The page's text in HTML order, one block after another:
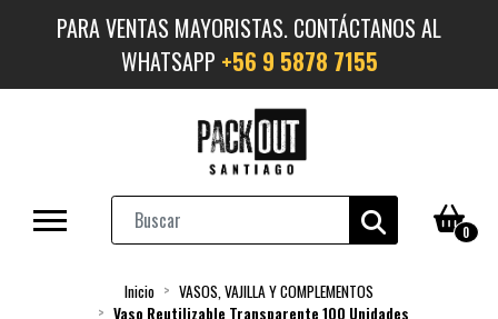
PARA VENTAS MAYORISTAS. CONTÁCTANOS AL
WHATSAPP +56 9 5878 7155
0
Inicio
VASOS, VAJILLA Y COMPLEMENTOS
Vaso Reutilizable Transparente 100 Unidades